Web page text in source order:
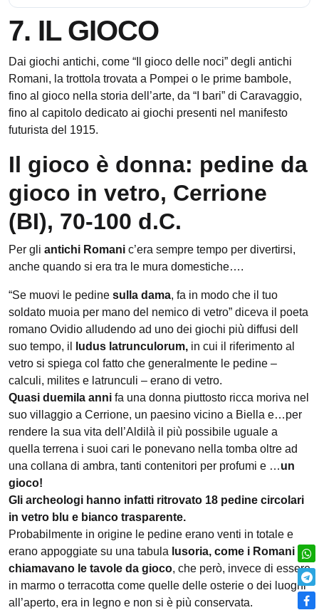
7. IL GIOCO
Dai giochi antichi, come “Il gioco delle noci” degli antichi
Romani, la trottola trovata a Pompei o le prime bambole,
fino al gioco nella storia dell’arte, da “I bari” di Caravaggio,
fino al capitolo dedicato ai giochi presenti nel manifesto
futurista del 1915.
Il gioco è donna: pedine da
gioco in vetro, Cerrione
(BI), 70-100 d.C.
Per gli antichi Romani c’era sempre tempo per divertirsi,
anche quando si era tra le mura domestiche….
“Se muovi le pedine sulla dama, fa in modo che il tuo
soldato muoia per mano del nemico di vetro” diceva il poeta
romano Ovidio alludendo ad uno dei giochi più diffusi dell
suo tempo, il
ludus latrunculorum, in cui il riferimento al
vetro si spiega col fatto che generalmente le pedine –
calculi, milites e latrunculi – erano di vetro.
Quasi duemila anni fa una donna piuttosto ricca moriva nel
suo villaggio a Cerrione, un paesino vicino a Biella e…per
rendere la sua vita dell’Aldilà il più possibile uguale a
quella terrena i suoi cari le ponevano nella tomba oltre ad
una collana di ambra, tanti contenitori per profumi e …un
gioco!
Gli archeologi hanno infatti ritrovato 18 pedine circolari
in vetro blu e bianco trasparente.
Probabilmente in origine le pedine erano venti in totale e
erano appoggiate su una tabula lusoria, come i Romani
chiamavano le tavole da gioco, che però, invece di essere
in marmo o terracotta come quelle delle osterie o dei luoghi
all’aperto, era in legno e non si è più conservata.